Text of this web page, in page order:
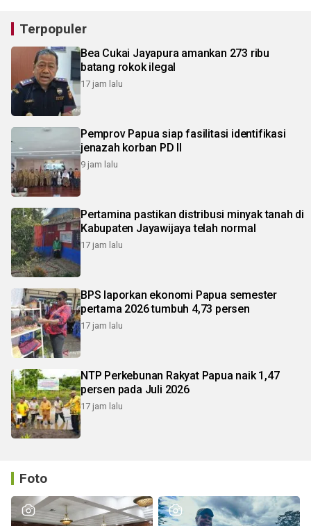
Terpopuler
Bea Cukai Jayapura amankan 273 ribu
batang rokok ilegal
17 jam lalu
Pemprov Papua siap fasilitasi identifikasi
jenazah korban PD II
9 jam lalu
Pertamina pastikan distribusi minyak tanah di
Kabupaten Jayawijaya telah normal
17 jam lalu
BPS laporkan ekonomi Papua semester
pertama 2026 tumbuh 4,73 persen
17 jam lalu
NTP Perkebunan Rakyat Papua naik 1,47
persen pada Juli 2026
17 jam lalu
Foto